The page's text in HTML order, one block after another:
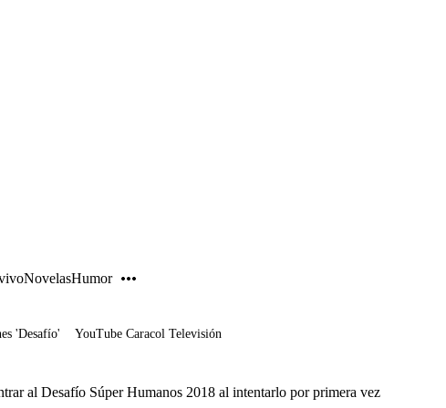
NovelasHumor
'Desafío' YouTube Caracol Televisión
al Desafío Súper Humanos 2018 al intentarlo por primera vez